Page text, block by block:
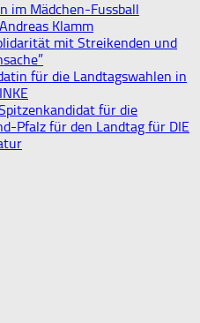
im Mädchen-Fussball
Klamm
mit Streikenden und
für die Landtagswahlen in
für die
Pfalz für den Landtag für DIE